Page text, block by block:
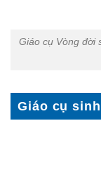
Giáo cụ Vòng đời
Giáo cụ